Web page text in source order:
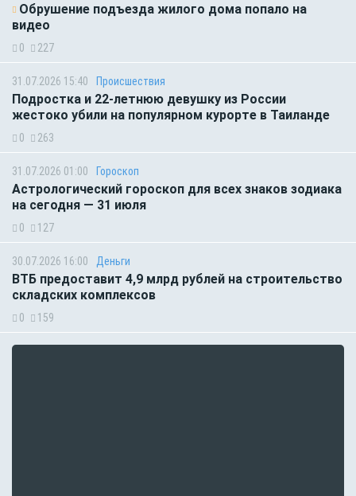
Обрушение подъезда жилого дома попало на
видео
0 227
31.07.2026 15:40 Происшествия
Подростка и 22-летнюю девушку из России
жестоко убили на популярном курорте в Таиланде
0 263
31.07.2026 01:00 Гороскоп
Астрологический гороскоп для всех знаков зодиака
на сегодня — 31 июля
0 127
30.07.2026 16:00 Деньги
ВТБ предоставит 4,9 млрд рублей на строительство
складских комплексов
0 159